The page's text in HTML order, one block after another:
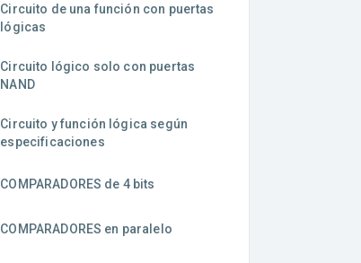
Circuito de una función con puertas
lógicas
Circuito lógico solo con puertas
NAND
Circuito y función lógica según
especificaciones
COMPARADORES de 4 bits
COMPARADORES en paralelo